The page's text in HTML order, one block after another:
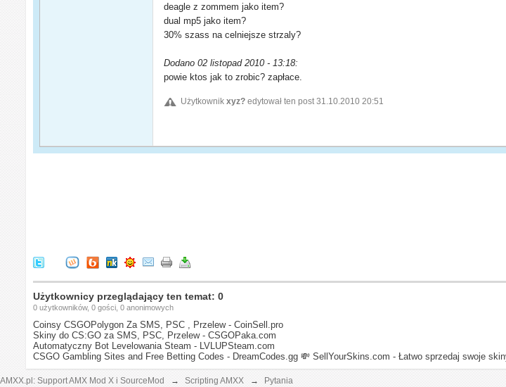
deagle z zommem jako item?
dual mp5 jako item?
30% szass na celniejsze strzaly?
Dodano 02 listopad 2010 - 13:18:
powie ktos jak to zrobic? zapłace.
Użytkownikxyz? edytował ten post 31.10.2010 20:51
Użytkownicy przeglądający ten temat: 0
0 użytkowników, 0 gości, 0 anonimowych
Coinsy CSGOPolygon Za SMS, PSC , Przelew - CoinSell.pro
Skiny do CS:GO za SMS, PSC, Przelew - CSGOPaka.com
Automatyczny Bot Levelowania Steam - LVLUPSteam.com
CSGO Gambling Sites and Free Betting Codes - DreamCodes.gg 💸 SellYourSkins.com - Łatwo sprzedaj swoje
AMXX.pl: Support AMX Mod X i SourceMod → Scripting AMXX → Pytania